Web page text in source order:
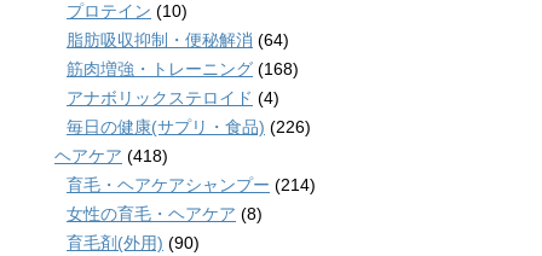
プロテイン (10)
脂肪吸収抑制・便秘解消 (64)
筋肉増強・トレーニング (168)
アナボリックステロイド (4)
毎日の健康(サプリ・食品) (226)
ヘアケア (418)
育毛・ヘアケアシャンプー (214)
女性の育毛・ヘアケア (8)
育毛剤(外用) (90)